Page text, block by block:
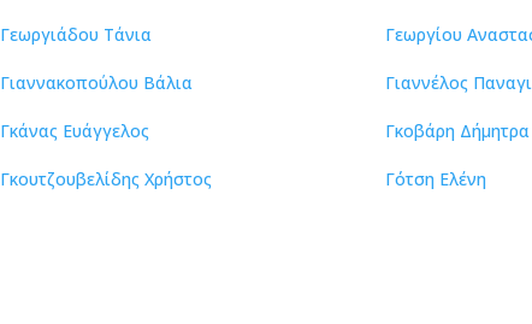
Γεωργιάδου Τάνια Γεωργίου
Γιαννακοπούλου Βάλια Γιαννέλος
Γκάνας Ευάγγελος Γκοβάρη Δήμητρα
Γκουτζουβελίδης Χρήστος Γότση Ελένη